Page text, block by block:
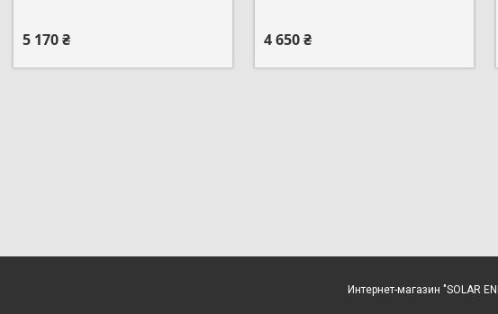
5 170 ₴ 4 650 ₴